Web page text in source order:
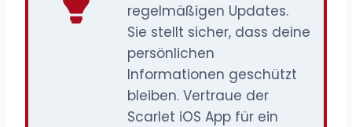
regelmäßigen Updates.
Sie stellt sicher, dass deine
persönlichen
Informationen geschützt
bleiben. Vertraue der
Scarlet iOS App für ein